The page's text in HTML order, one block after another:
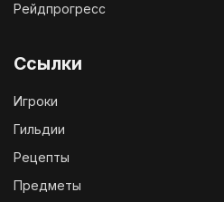
Рейдпрогресс
Ссылки
Игроки
Гильдии
Рецепты
Предметы